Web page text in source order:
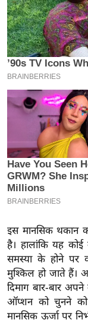
के
ट
I
P
L
2
0
क्रा
इ
म
ई
पे
प
र
मि
सा
ल
इस मानसिक थकान
है। हालांकि यह कोई
समस्या के होने पर
मुश्किल हो जाते हैं।
दिमाग बार-बार
ऑप्शन को चुनने
मानसिक ऊर्जा पर